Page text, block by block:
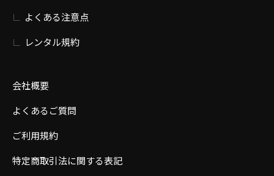
よくある注意点
レンタル規約
会社概要
よくあるご質問
ご利用規約
特定商取引法に関する表記